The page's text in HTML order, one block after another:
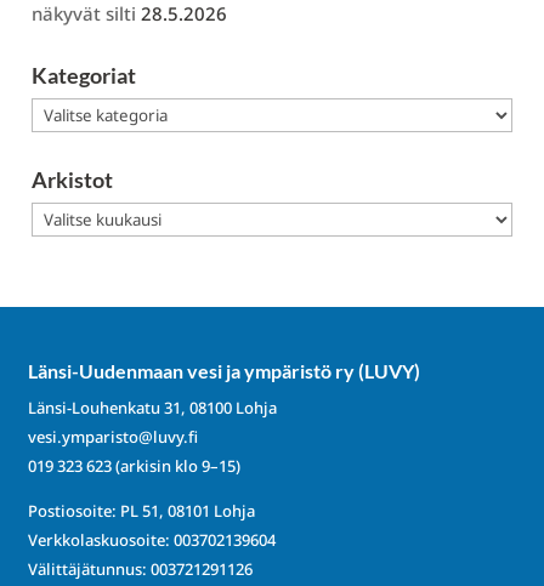
näkyvät silti 28.5.2026
Kategoriat
Kategoriat
Arkistot
Arkistot
Länsi-Uudenmaan vesi ja ympäristö ry (LUVY)
Länsi-Louhenkatu 31, 08100 Lohja
vesi.ymparisto@luvy.fi
019 323 623(arkisin klo 9–15)
Postiosoite: PL 51, 08101 Lohja
Verkkolaskuosoite: 003702139604
Välittäjätunnus: 003721291126